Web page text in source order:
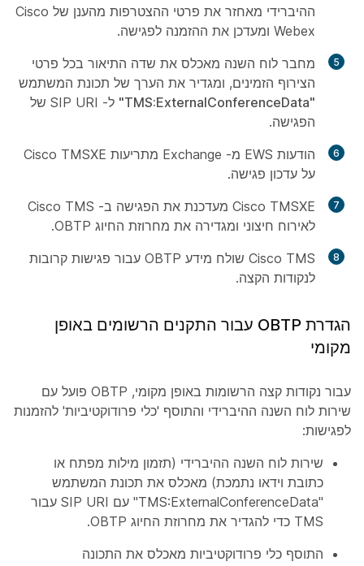
ההיברידי מאחזר את פרטי ההצטרפות מהענן של Cisco
Webex ומעדכן את ההזמנה לפגישה.
מחבר לוח השנה מאכלס את שדה התיאור בכל פרטי
הצירוף הזמינים, ומגדיר את הערך של תכונת המשתמש
"TMS:ExternalConferenceData"
ל- SIP URI של
הפגישה.
הודעות EWS מ- Exchange מתריעות Cisco TMSXE
על עדכון פגישה.
Cisco TMSXE מעדכנת את הפגישה ב- Cisco TMS
לאירוח חיצוני ומגדירה את מחרוזת החיוג OBTP.
Cisco TMS שולח מידע OBTP עבור פגישות קרובות
לנקודות הקצה.
הגדרת OBTP עבור התקנים הרשומים באופן
מקומי
עבור נקודות קצה הרשומות באופן מקומי, OBTP פועל עם
שירות לוח השנה ההיברידי והתוסף 'כלי פרודוקטיביות' להזמנות
לפגישות:
שירות לוח השנה ההיברידי (תזמון מילות מפתח או
כתובת וידאו נתמכת) מאכלס את תכונת המשתמש
"TMS:ExternalConferenceData" עם SIP URI עבור
TMS כדי להגדיר את מחרוזת החיוג OBTP.
התוסף כלי פרודוקטיביות מאכלס את התכונה